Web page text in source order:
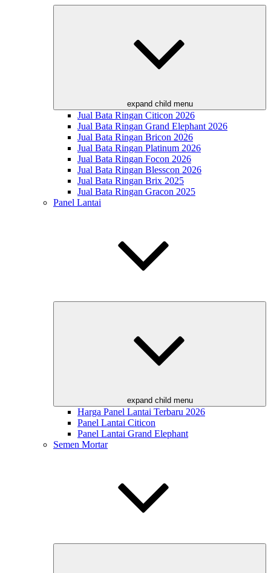
expand child menu
Jual Bata Ringan Citicon 2026
Jual Bata Ringan Grand Elephant 2026
Jual Bata Ringan Bricon 2026
Jual Bata Ringan Platinum 2026
Jual Bata Ringan Focon 2026
Jual Bata Ringan Blesscon 2026
Jual Bata Ringan Brix 2025
Jual Bata Ringan Gracon 2025
Panel Lantai
expand child menu
Harga Panel Lantai Terbaru 2026
Panel Lantai Citicon
Panel Lantai Grand Elephant
Semen Mortar